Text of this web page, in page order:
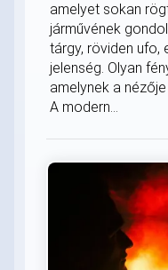
amelyet sokan
járművének
tárgy, röviden ufo,
jelenség. Olyan
amelynek a
A modern...